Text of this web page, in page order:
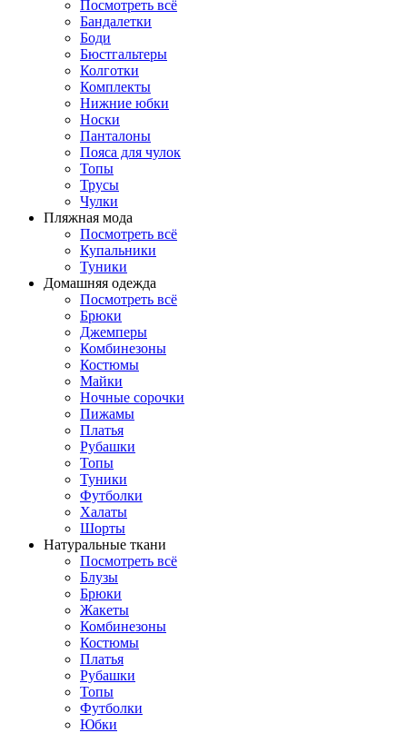
Посмотреть всё
Бандалетки
Боди
Бюстгальтеры
Колготки
Комплекты
Нижние юбки
Носки
Панталоны
Поясa для чулок
Топы
Трусы
Чулки
Пляжная мода
Посмотреть всё
Купальники
Туники
Домашняя одежда
Посмотреть всё
Брюки
Джемперы
Комбинезоны
Костюмы
Майки
Ночные сорочки
Пижамы
Платья
Рубашки
Топы
Туники
Футболки
Халаты
Шорты
Натуральные ткани
Посмотреть всё
Блузы
Брюки
Жакеты
Комбинезоны
Костюмы
Платья
Рубашки
Топы
Футболки
Юбки